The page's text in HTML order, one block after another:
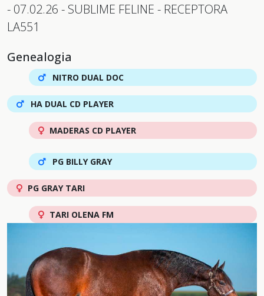
- 07.02.26 - SUBLIME FELINE - RECEPTORA
LA551
Genealogia
NITRO DUAL DOC
HA DUAL CD PLAYER
MADERAS CD PLAYER
PG BILLY GRAY
PG GRAY TARI
TARI OLENA FM